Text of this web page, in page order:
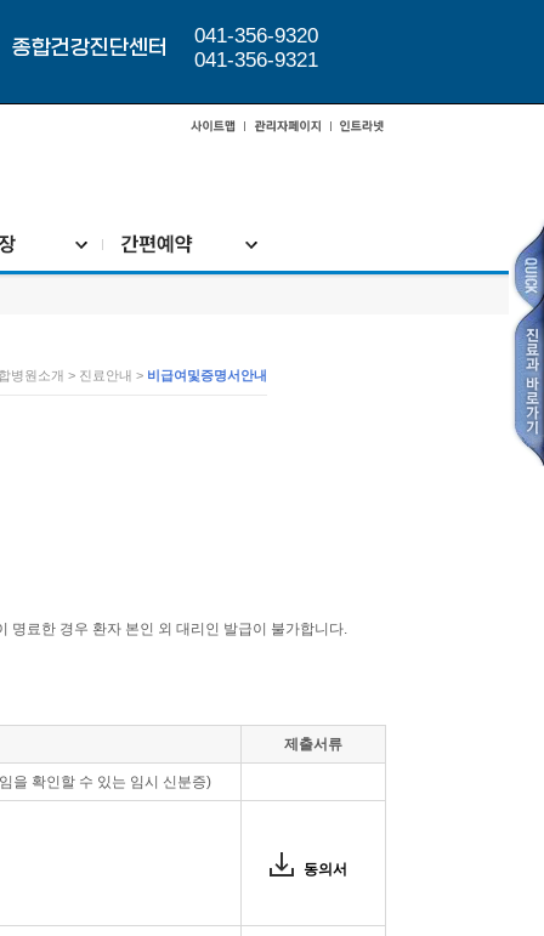
종합건강진단센터
041-356-9320
041-356-9321
병원소개 > 진료안내 > 비급여및증명서안내
명료한 경우 환자 본인 외 대리인 발급이 불가합니다.
제출서류
을 확인할 수 있는 임시 신분증)
동의서